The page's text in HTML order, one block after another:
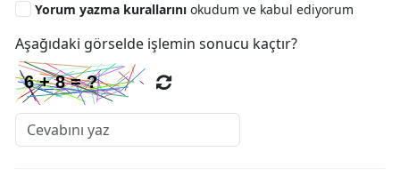
Yorum yazma kurallarını okudum ve kabul ediyorum
Aşağıdaki görselde işlemin sonucu kaçtır?